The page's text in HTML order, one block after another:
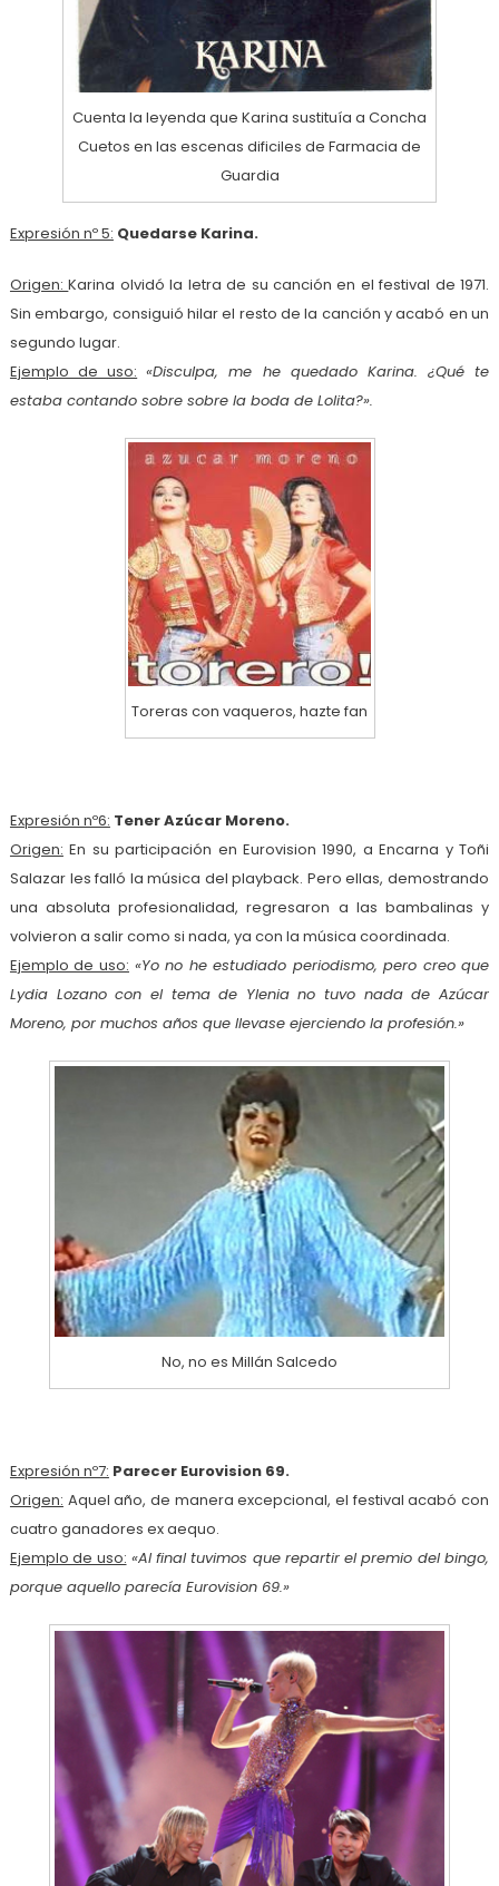
Cuenta la leyenda que Karina sustituía a Concha
Cuetos en las escenas dificiles de Farmacia de
Guardia
Expresión nº 5: Quedarse Karina.
Origen:Karina olvidó la letra de su canción en el festival de 1971.
Sin embargo, consiguió hilar el resto de la canción y acabó en un
segundo lugar.
Ejemplo de uso: «Disculpa, me he quedado Karina. ¿Qué te
estaba contando sobre sobre la boda de Lolita?».
Toreras con vaqueros, hazte fan
Expresión nº6: Tener Azúcar Moreno.
Origen: En su participación en Eurovision 1990, a Encarna y Toñi
Salazar les falló la música del playback. Pero ellas, demostrando
una absoluta profesionalidad, regresaron a las bambalinas y
volvieron a salir como si nada, ya con la música coordinada.
Ejemplo de uso: «Yo no he estudiado periodismo, pero creo que
Lydia Lozano con el tema de Ylenia no tuvo nada de Azúcar
Moreno, por muchos años que llevase ejerciendo la profesión.»
No, no es Millán Salcedo
Expresión nº7: Parecer Eurovision 69.
Origen: Aquel año, de manera excepcional, el festival acabó con
cuatro ganadores ex aequo.
Ejemplo de uso: «Al final tuvimos que repartir el premio del bingo,
porque aquello parecía Eurovision 69.»